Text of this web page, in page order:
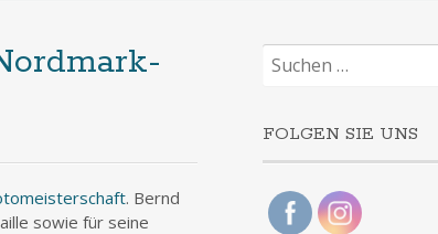
. Bernd
sowie für sei­ne
Suchen
nach:
FOLGEN SIE UNS